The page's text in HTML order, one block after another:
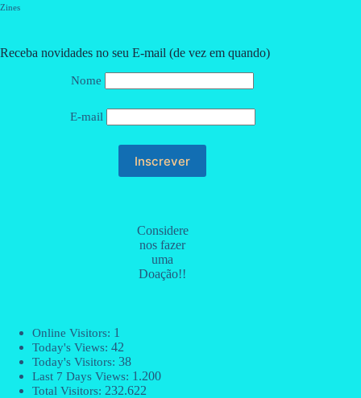
Zines
Receba novidades no seu E-mail (de vez em quando)
Nome
E-mail
Considere
nos fazer
uma
Doação!!
Online Visitors: 1
Today's Views: 42
Today's Visitors: 38
Last 7 Days Views: 1.200
Total Visitors: 232.622